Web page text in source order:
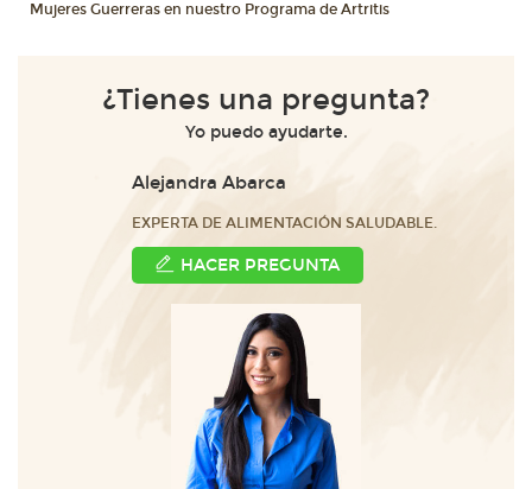
Mujeres Guerreras en nuestro Programa de Artritis
¿Tienes una pregunta?
Yo puedo ayudarte.
Alejandra Abarca
EXPERTA DE ALIMENTACIÓN SALUDABLE.
HACER PREGUNTA